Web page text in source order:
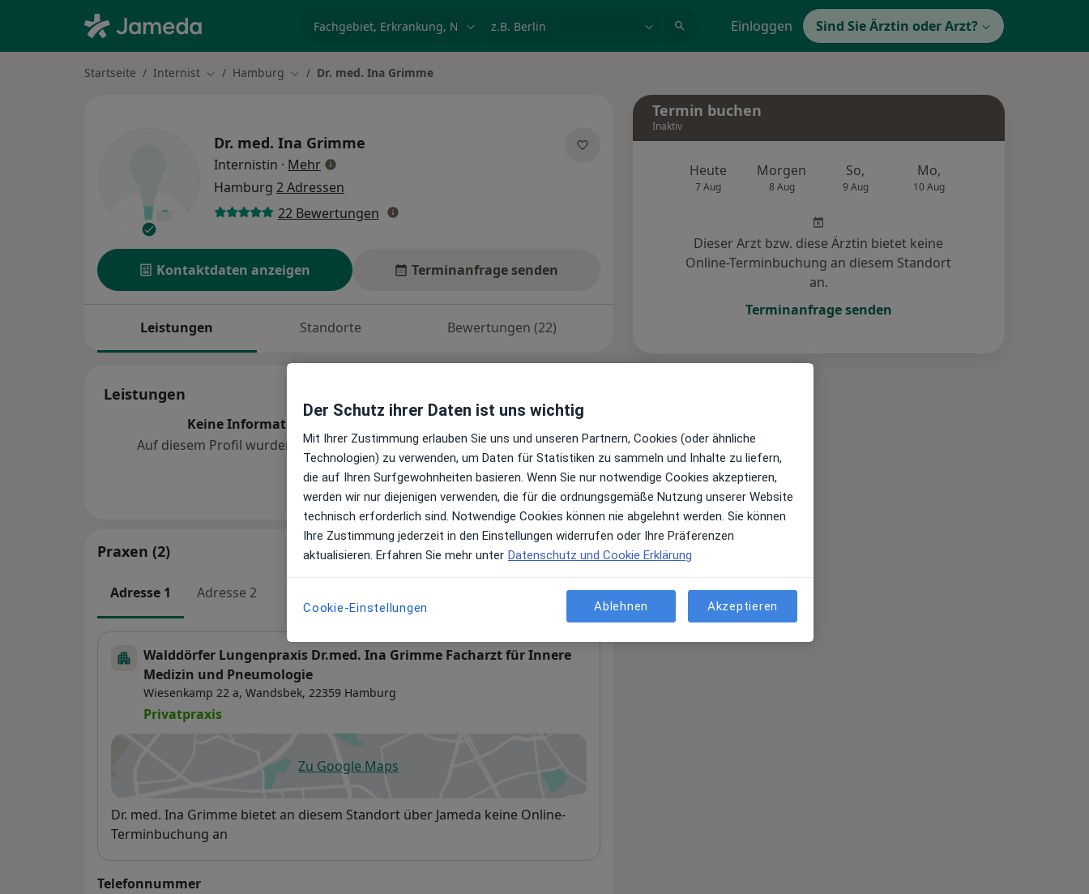
Einloggen Sind Sie Ärztin oder Arzt?
Startseite Internist Stadt ändern
Hamburg Stadt ändern
Dr. med. Ina Grimme
Dr. med. Ina Grimme
Internistin · Mehrüber Spezialisierungen
Hamburg 2 Adressen
22 Bewertungen
Kontaktdaten anzeigen Terminanfrage senden
Leistungen Standorte Bewertungen (22)
Leistungen
Keine Informationen über Leistungen und Kosten
Auf diesem Profil wurden noch keine Informationen über Leistungen
hinzugefügt.
Praxen (2)
Adresse 1 Adresse 2
Walddörfer Lungenpraxis Dr.med. Ina Grimme Facharzt für Innere
Medizin und Pneumologie
Wiesenkamp 22 a, Wandsbek, 22359 Hamburg
Privatpraxis
Zu Google Mapsöffnet in einer neuen Registerkarte
Verfügbarkeit
Dr. med. Ina Grimme bietet an diesem Standort über Jameda keine Online-
Terminbuchung an
Telefonnummer
Termin buchen
Inaktiv
Heute
7 Aug
Morgen
8 Aug
So,
9 Aug
Mo,
10 Aug
Dieser Arzt bzw. diese Ärztin bietet keine
Online-Terminbuchung an diesem Standort
an.
Terminanfrage senden
Der Schutz ihrer Daten ist uns wichtig
Mit Ihrer Zustimmung erlauben Sie uns und unseren Partnern, Cookies (oder ähnliche
Technologien) zu verwenden, um Daten für Statistiken zu sammeln und Inhalte zu liefern,
die auf Ihren Surfgewohnheiten basieren. Wenn Sie nur notwendige Cookies akzeptieren,
werden wir nur diejenigen verwenden, die für die ordnungsgemäße Nutzung unserer Website
technisch erforderlich sind. Notwendige Cookies können nie abgelehnt werden. Sie können
Ihre Zustimmung jederzeit in den Einstellungen widerrufen oder Ihre Präferenzen
aktualisieren. Erfahren Sie mehr unter Datenschutz und Cookie Erklärung
Cookie-Einstellungen Ablehnen Akzeptieren